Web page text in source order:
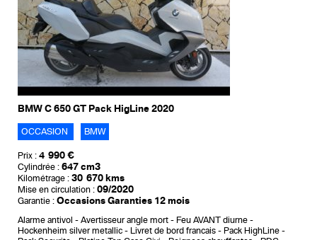
BMW C 650 GT Pack HigLine 2020
OCCASION BMW
Prix : 4 990 €
Cylindrée : 647 cm3
Kilométrage : 30 670 kms
Mise en circulation : 09/2020
Garantie : Occasions Garanties 12 mois
Alarme antivol Avertisseur angle mort
Feu AVANT diurne
Hockenheim silver metallic
Livret de bord francais
Pack HighLine